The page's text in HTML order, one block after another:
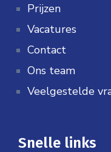
Prijzen
Vacatures
Contact
Ons team
Veelgestelde
Snelle links